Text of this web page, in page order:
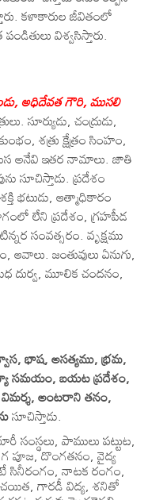
కళాకారుల జీవితంలో
విశ్వసిస్తారు.
అధిదేవత గౌరి, ముసలి
సూర్యుడు, చంద్రుడు,
శత్రు క్షేత్రం సింహం,
అనేవి ఇతర నామాలు. జాతి
సూచిస్తాడు. ప్రదేశం
భటుడు, ఆత్మాధికారం
లేని ప్రదేశం, గ్రహపీడ
సంవత్సరం. వృక్షము
జంతువులు ఏనుగు,
దుర్వ, మూలిక చందనం,
భాష, అసత్యము, భ్రమ,
సమయం, బయట ప్రదేశం,
విమర్శ, అంటరాని తనం,
సూచిస్తాడు.
పాములు పట్టుట,
పూజ, దొంగతనం, వైద్య
సినీరంగం, నాటక రంగం,
గారడీ విద్య, శనితో